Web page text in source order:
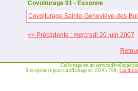
Covoiturage 91 - Essonne
Covoiturage Sainte-Geneviève-des-
<< Précédente : mercredi 20 juin 2007
CarVoyage est un service développé
Site optimisé pour un affichage en 1024 x 768 |